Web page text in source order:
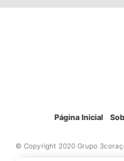
Página Inicial
© Copyright 2020 Grupo